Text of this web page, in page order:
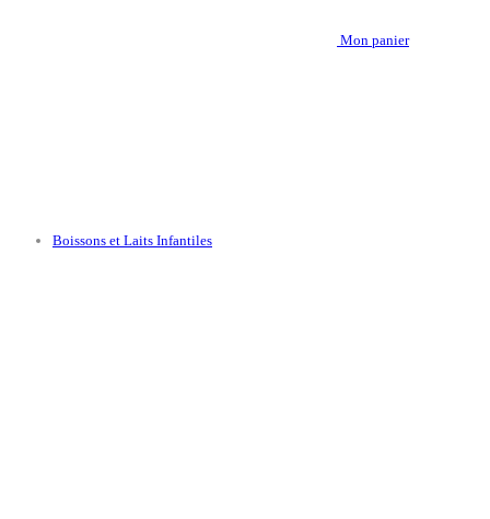
Mon panier
Boissons et Laits Infantiles